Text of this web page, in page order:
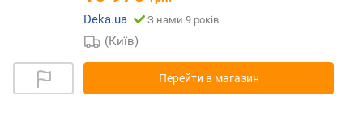
Deka.ua
З нами 9 років
(Київ)
Перейти в магазин